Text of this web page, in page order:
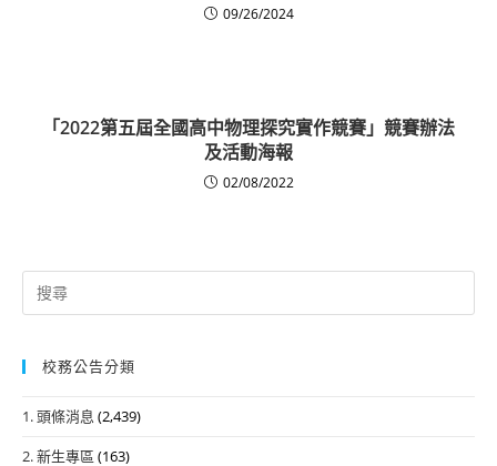
09/26/2024
「2022第五屆全國高中物理探究實作競賽」競賽辦法
及活動海報
02/08/2022
Search
for:
校務公告分類
1. 頭條消息 (2,439)
2. 新生專區 (163)